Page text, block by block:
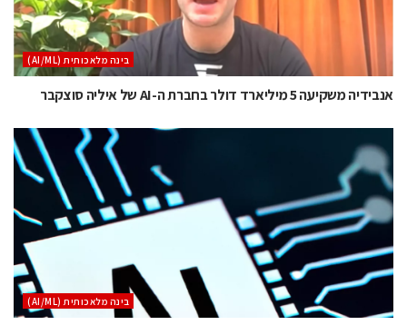
בינה מלאכותית (AI/ML)
אנבידיה משקיעה 5 מיליארד דולר בחברת ה-AI של איליה סוצקבר
בינה מלאכותית (AI/ML)